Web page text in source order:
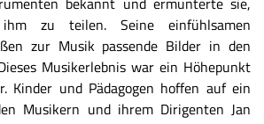
zu teilen. Seine einfühlsamen
zur Musik passende Bilder in den
Musikerlebnis war ein Höhepunkt
Kinder und Pädagogen hoffen auf ein
Musikern und ihrem Dirigenten Jan